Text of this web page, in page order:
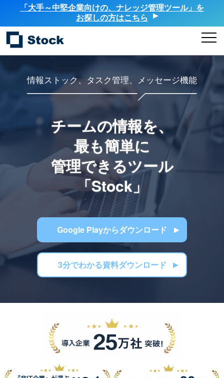
「大手～中堅企業向けの、ナレッジ管理ツール」を
お探しの方はこちら
情報ストック、タスク管理、メッセージ機能
チームの情報を、
最も簡単に
管理できるツール
「Stock」
Google Playからダウンロード
3分でわかる資料ダウンロード